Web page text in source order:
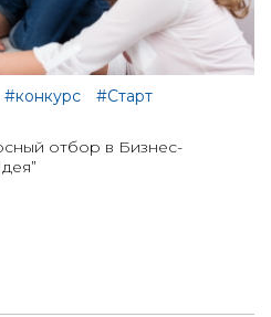
#конкурс
#Старт
отбор в Бизнес-